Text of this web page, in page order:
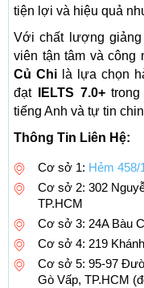
tiện lợi và hiệu quả
Với chất lượng giảng
viên tận tâm và công
Củ Chilà lựa chọn
đạt
IELTS 7.0+trong
tiếng Anh và tự tin
Thông Tin Liên Hệ:
Cơ sở 1: Hẻm 458/
Cơ sở 2: 302
TP.HCM
Cơ sở 3: 24A Bàu
Cơ sở 4: 219
Cơ sở 5: 95-97
Gò Vấp, TP.HCM